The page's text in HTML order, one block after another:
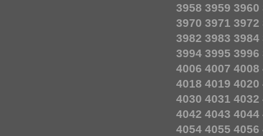
3958 3959 3960
3970 3971 3972
3982 3983 3984
3994 3995 3996
4006 4007 4008
4018 4019 4020
4030 4031 4032
4042 4043 4044
4054 4055 4056